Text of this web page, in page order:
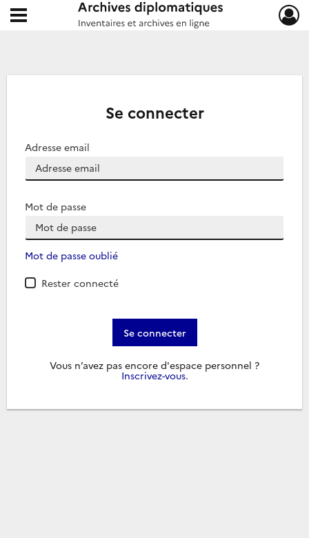
Archives diplomatiques
Ouvrir le menu déroulant
Se connecter
Adresse email
Mot de passe
Mot de passe oublié
Rester connecté
Se connecter
Vous n’avez pas encore d'espace personnel ?
Inscrivez-vous.